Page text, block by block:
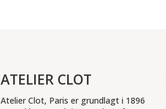
ATELIER CLOT
Atelier Clot, Paris er grundlagt i 1896